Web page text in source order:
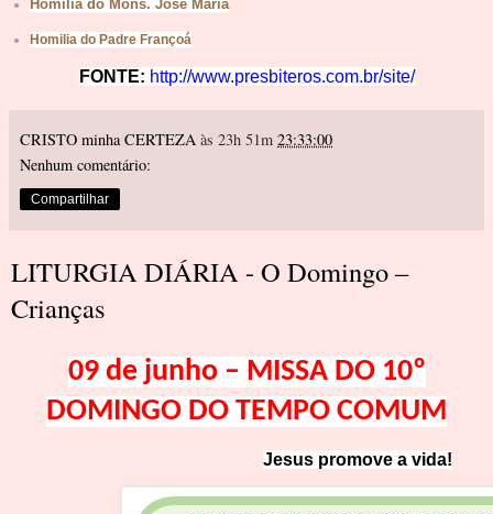
Homilia do Mons. José Maria
Homilia do Padre Françoá
FONTE: http://www.presbiteros.com.br/site/
CRISTO minha CERTEZA às 23h 51m 23:33:00
Nenhum comentário:
Compartilhar
LITURGIA DIÁRIA - O Domingo –
Crianças
09 de junho – MISSA DO 10º
DOMINGO DO TEMPO COMUM
Jesus promove a vida!